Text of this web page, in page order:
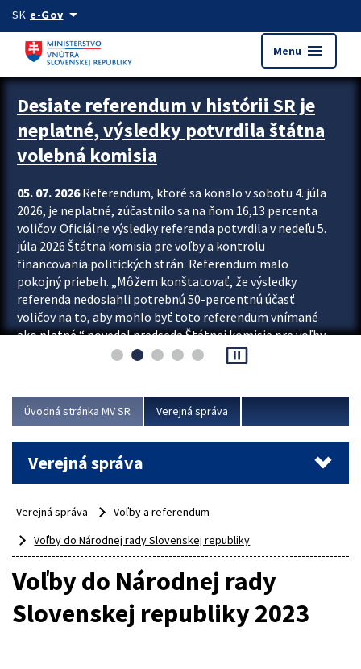
Preskocit na hlavný obsah
SK e-Govarrow_drop_down
Menu menu
Zastavit automatický posun upútavok
Desiate referendum v histórii SR je
neplatné, výsledky potvrdila štátna
volebná komisia
05. 07. 2026Referendum, ktoré sa konalo v sobotu 4. júla
2026, je neplatné, zúčastnilo sa na ňom 16,13 percenta
voličov. Oficiálne výsledky referenda potvrdila v nedeľu 5.
júla 2026 Štátna komisia pre voľby a kontrolu
financovania politických strán. Referendum malo
pokojný priebeh. „Môžem konštatovať, že výsledky
referenda nedosiahli potrebnú 50-percentnú účasť
voličov na to, aby mohlo byť toto referendum vnímané
ako platné,“ povedal predseda Štátnej komisie pre voľby
a kontrolu financovania politických...
pause_presentation
Úvodná stránka MV SR Verejná správa
Verejná správa
Verejná správa
Voľby a referendum
Voľby do Národnej rady Slovenskej republiky
Voľby do Národnej rady
Slovenskej republiky 2023